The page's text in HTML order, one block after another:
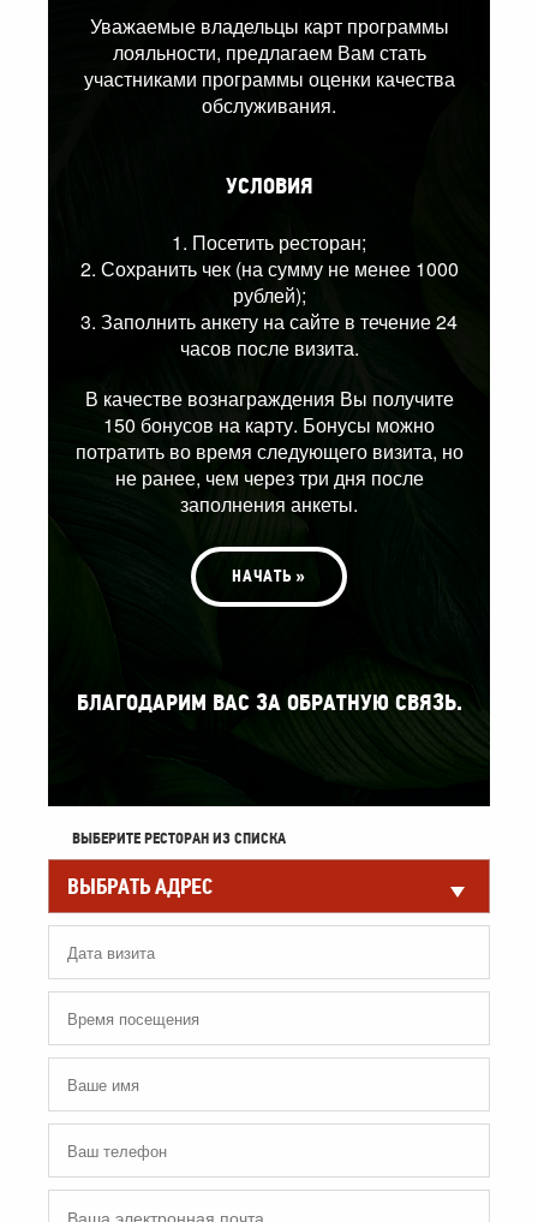
ВЫБЕРИТЕ РЕСТОРАН ИЗ СПИСКА
Уважаемые владельцы карт программы
лояльности, предлагаем Вам стать
участниками программы оценки качества
обслуживания.
УСЛОВИЯ
1. Посетить ресторан;
2. Сохранить чек (на сумму не менее 1000
рублей);
3. Заполнить анкету на сайте в течение 24
часов после визита.
В качестве вознаграждения Вы получите
150 бонусов на карту. Бонусы можно
потратить во время следующего визита, но
не ранее, чем через три дня после
заполнения анкеты.
НАЧАТЬ »
БЛАГОДАРИМ ВАС ЗА ОБРАТНУЮ СВЯЗЬ.